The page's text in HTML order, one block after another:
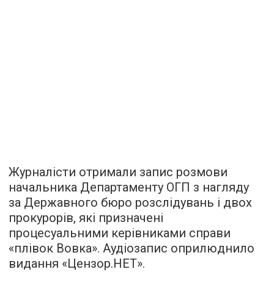
Журналісти отримали запис розмови
начальника Департаменту ОГП з нагляду
за Державного бюро розслідувань і двох
прокурорів, які призначені
процесуальними керівниками справи
«плівок Вовка». Аудіозапис оприлюднило
видання «Цензор.НЕТ».